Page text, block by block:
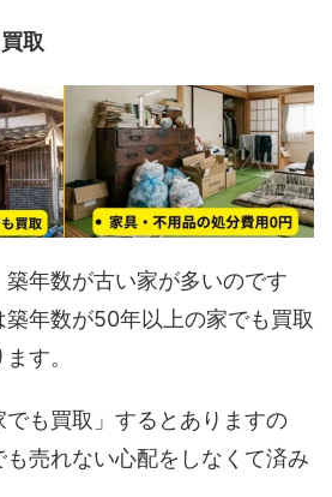
取
年数が古い家が多いのです
年数が50年以上の家でも買取
す。
も買取」するとありますの
売れない心配をしなくて済み